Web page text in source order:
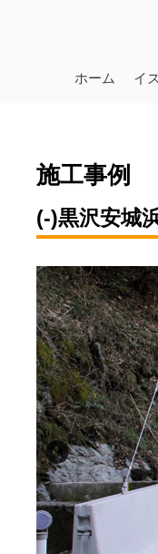
ホーム イ
施工事例
(-)黒沢安城